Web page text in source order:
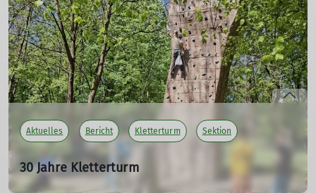
unterdav-ringsee.de
mehr erfahren
Aktuelles Bericht Kletterturm Sektion
30 Jahre Kletterturm
26.04.2026